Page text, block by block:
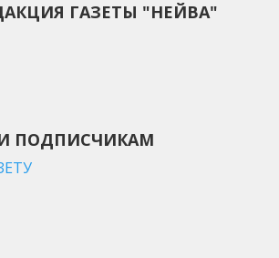
ГАЗЕТЫ "НЕЙВА"
ПОДПИСЧИКАМ